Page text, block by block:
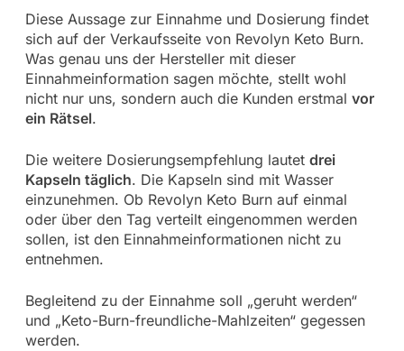
Diese Aussage zur Einnahme und Dosierung findet
sich auf der Verkaufsseite von Revolyn Keto Burn.
Was genau uns der Hersteller mit dieser
Einnahmeinformation sagen möchte, stellt wohl
nicht nur uns, sondern auch die Kunden erstmal vor
ein Rätsel.
Die weitere Dosierungsempfehlung lautet drei
Kapseln täglich. Die Kapseln sind mit Wasser
einzunehmen. Ob Revolyn Keto Burn auf einmal
oder über den Tag verteilt eingenommen werden
sollen, ist den Einnahmeinformationen nicht zu
entnehmen.
Begleitend zu der Einnahme soll „geruht werden“
und „Keto-Burn-freundliche-Mahlzeiten“ gegessen
werden.